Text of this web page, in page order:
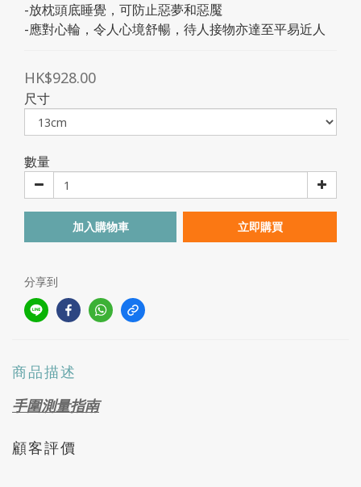
-放枕頭底睡覺，可防止惡夢和惡魘
-應對心輪，令人心境舒暢，待人接物亦達至平易近人
HK$928.00
尺寸
數量
加入購物車 立即購買
分享到
商品描述
手圍測量指南
顧客評價